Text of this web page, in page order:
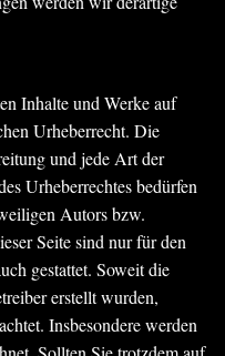
Inhalte und Werke auf
Urheberrecht. Die
und jede Art der
Urheberrechtes bedürfen
Autors bzw.
Seite sind nur für den
gestattet. Soweit die
erstellt wurden,
Insbesondere werden